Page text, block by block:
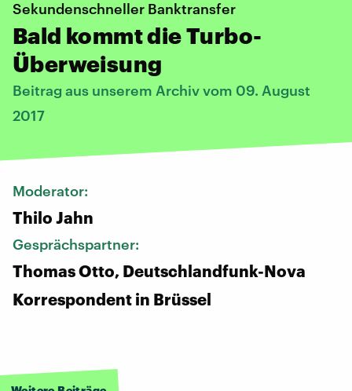
Sekundenschneller Banktransfer
Bald kommt die Turbo-
Überweisung
Beitrag aus unserem Archiv vom 09. August
2017
Moderator:
Thilo Jahn
Gesprächspartner:
Thomas Otto, Deutschlandfunk-Nova
Korrespondent in Brüssel